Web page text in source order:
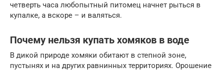
четверть часа любопытный питомец начнет рыться в
купалке, а вскоре – и валяться.
Почему нельзя купать хомяков в воде
В дикой природе хомяки обитают в степной зоне,
пустынях и на других равнинных территориях. Орошение